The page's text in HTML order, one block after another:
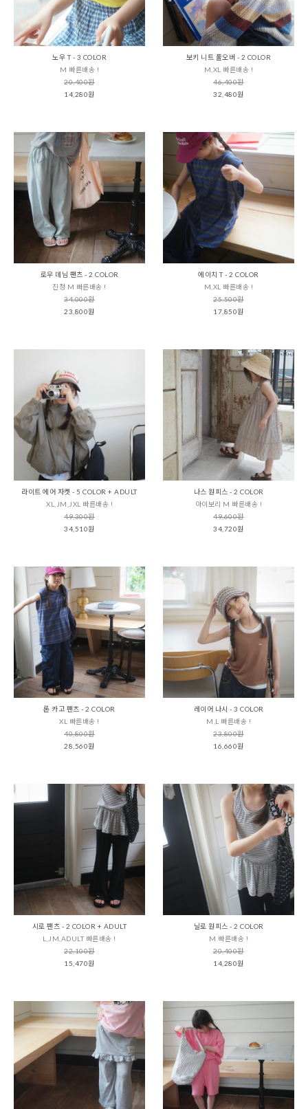
노우 T - 3 COLOR
M 빠른배송 !
20,400원
14,280원
보키 니트 풀오버 - 2 COLOR
M,XL 빠른배송 !
46,400원
32,480원
로우 데님 팬츠 - 2 COLOR
진청 M 빠른배송 !
34,000원
23,800원
에이치 T - 2 COLOR
M,XL 빠른배송 !
25,500원
17,850원
라이트 에어 자켓 - 5 COLOR + ADULT
XL,JM,JXL 빠른배송 !
49,300원
34,510원
나스 원피스 - 2 COLOR
아이보리 M 빠른배송 !
49,600원
34,720원
론 카고 팬츠 - 2 COLOR
XL 빠른배송 !
40,800원
28,560원
레이어 나시 - 3 COLOR
M,L 빠른배송 !
23,800원
16,660원
시로 팬츠 - 2 COLOR + ADULT
L,JM,ADULT 빠른배송 !
22,100원
15,470원
닐로 원피스 - 2 COLOR
M 빠른배송 !
20,400원
14,280원